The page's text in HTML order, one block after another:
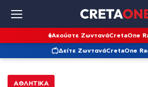
Ακούστε ΖωντανάCretaOne
Δείτε ΖωντανάCretaOne
ΑΘΛΗΤΙΚΆ